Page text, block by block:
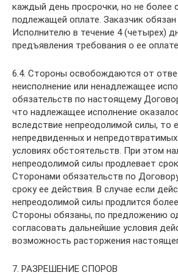
каждый день просрочки, но не более
подлежащей оплате. Заказчик
Исполнителю в течение 4 (четырех)
предъявления требования о ее оплате.
6.4. Стороны освобождаются от
неисполнение или ненадлежащее
обязательств по настоящему
что надлежащее исполнение
вследствие непреодолимой силы, то
непредвиденных и
условиях обстоятельств. При этом
непреодолимой силы продлевает
Сторонами обязательств по
сроку ее действия. В случае если
непреодолимой силы продлится
Стороны обязаны, по предложению
согласовать дальнейшие условия
возможность расторжения
7. РАЗРЕШЕНИЕ СПОРОВ